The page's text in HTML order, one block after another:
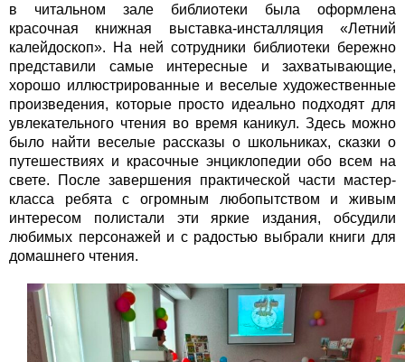
в читальном зале библиотеки была оформлена
красочная книжная выставка-инсталляция «Летний
калейдоскоп». На ней сотрудники библиотеки бережно
представили самые интересные и захватывающие,
хорошо иллюстрированные и веселые художественные
произведения, которые просто идеально подходят для
увлекательного чтения во время каникул. Здесь можно
было найти веселые рассказы о школьниках, сказки о
путешествиях и красочные энциклопедии обо всем на
свете. После завершения практической части мастер-
класса ребята с огромным любопытством и живым
интересом полистали эти яркие издания, обсудили
любимых персонажей и с радостью выбрали книги для
домашнего чтения.